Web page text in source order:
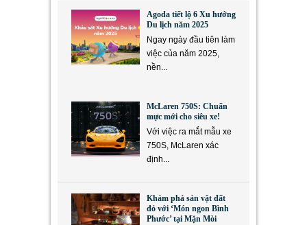
Agoda tiết lộ 6 Xu hướng
Du lịch năm 2025
Ngay ngày đầu tiên làm
việc của năm 2025,
nền...
McLaren 750S: Chuẩn
mực mới cho siêu xe!
Với việc ra mắt mẫu xe
750S, McLaren xác
định...
Khám phá sản vật đất
đỏ với ‘Món ngon Bình
Phước’ tại Mặn Mòi